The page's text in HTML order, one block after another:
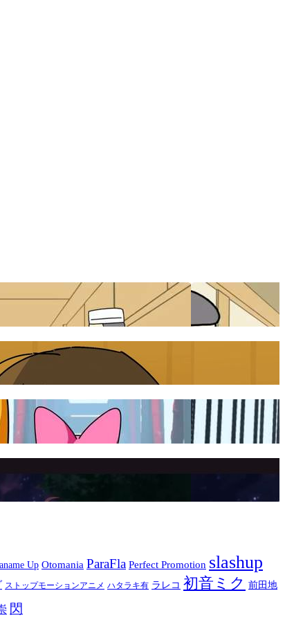
Up Otomania ParaFla Perfect Promotion slashup
ストップモーションアニメ ハタラキ有 ラレコ 初音ミク 前田地
閃